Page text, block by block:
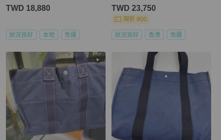
TWD 18,880
狀況良好 本地 免運
TWD 23,750
現折 800
狀況良好 香港 免運